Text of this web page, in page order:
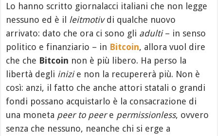
Lo hanno scritto giornalacci italiani che non legge
nessuno ed è il leitmotivdi qualche nuovo
arrivato: dato che ora ci sono gli adulti– in senso
politico e finanziario – in Bitcoin, allora vuol dire
che che Bitcoin non è più libero. Ha perso la
libertà degli inizie non la recupererà più. Non è
così: anzi, il fatto che anche attori statali o grandi
fondi possano acquistarlo è la consacrazione di
una moneta peer to peere permissionless, ovvero
senza che nessuno, neanche chi si erge a